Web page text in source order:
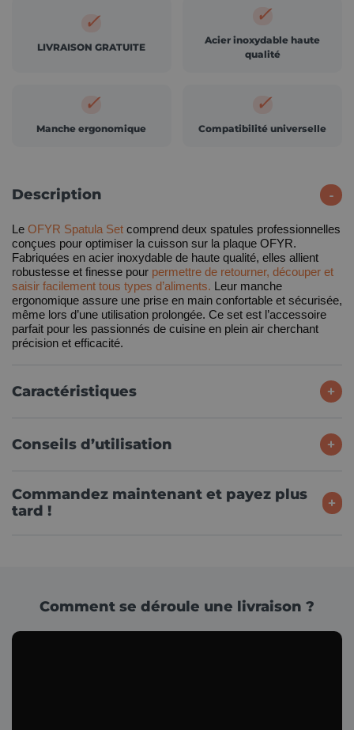
✓
LIVRAISON GRATUITE
✓
Acier inoxydable haute
qualité
✓
Manche ergonomique
✓
Compatibilité universelle
Description
Le OFYR Spatula Set comprend deux spatules professionnelles
conçues pour optimiser la cuisson sur la plaque OFYR.
Fabriquées en acier inoxydable de haute qualité, elles allient
robustesse et finesse pour permettre de retourner, découper et
saisir facilement tous types d’aliments. Leur manche
ergonomique assure une prise en main confortable et sécurisée,
même lors d’une utilisation prolongée. Ce set est l’accessoire
parfait pour les passionnés de cuisine en plein air cherchant
précision et efficacité.
Caractéristiques
Conseils d’utilisation
Commandez maintenant et payez plus
tard !
Comment se déroule une livraison ?